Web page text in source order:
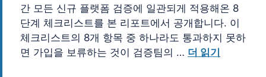
간 모든 신규 플랫폼 검증에 일관되게 적용해온 8
단계 체크리스트를 본 리포트에서 공개합니다. 이
체크리스트의 8개 항목 중 하나라도 통과하지 못하
면 가입을 보류하는 것이 검증팀의 … 더 읽기